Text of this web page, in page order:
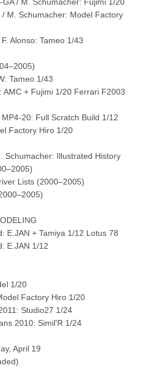
GA / M. Schumacher: Fujimi 1/20
/ M. Schumacher: Model Factory
Alonso: Tameo 1/43
Tameo 1/43
AMC + Fujimi 1/20 Ferrari F2003
20: Full Scratch Build 1/12
Factory Hiro 1/20
Schumacher: Illustrated History
Lists (2000–2005)
E.JAN + Tamiya 1/12 Lotus 78
E.JAN 1/12
1/20
Factory Hiro 1/20
Studio27 1/24
2010: Simil'R 1/24
April 19